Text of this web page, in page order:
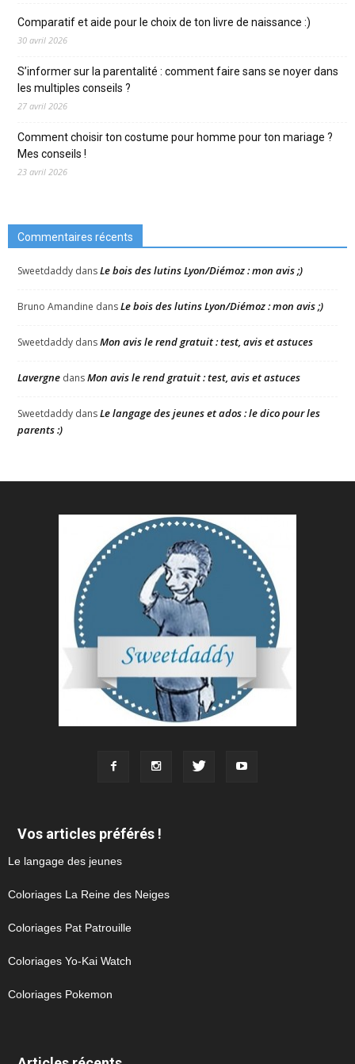
Comparatif et aide pour le choix de ton livre de naissance :)
30 avril 2026
S’informer sur la parentalité : comment faire sans se noyer dans
les multiples conseils ?
27 avril 2026
Comment choisir ton costume pour homme pour ton mariage ?
Mes conseils !
23 avril 2026
Commentaires récents
Sweetdaddy dansLe bois des lutins Lyon/Diémoz : mon avis ;)
Bruno Amandine dansLe bois des lutins Lyon/Diémoz : mon avis ;)
Sweetdaddy dansMon avis le rend gratuit : test, avis et astuces
Lavergne dansMon avis le rend gratuit : test, avis et astuces
Sweetdaddy dansLe langage des jeunes et ados : le dico pour les
parents :)
Vos articles préférés !
Le langage des jeunes
Coloriages La Reine des Neiges
Coloriages Pat Patrouille
Coloriages Yo-Kai Watch
Coloriages Pokemon